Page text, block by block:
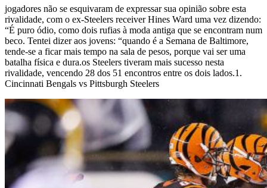
jogadores não se esquivaram de expressar sua opinião sobre esta
rivalidade, com o ex-Steelers receiver Hines Ward uma vez dizendo:
“É puro ódio, como dois rufias à moda antiga que se encontram num
beco. Tentei dizer aos jovens: “quando é a Semana de Baltimore,
tende-se a ficar mais tempo na sala de pesos, porque vai ser uma
batalha física e dura.os Steelers tiveram mais sucesso nesta
rivalidade, vencendo 28 dos 51 encontros entre os dois lados.1.
Cincinnati Bengals vs Pittsburgh Steelers